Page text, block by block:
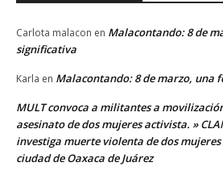
Carlota malacon en Malacontando: 8 de
significativa
Karla en Malacontando: 8 de marzo, una
MULT convoca a militantes a
asesinato de dos mujeres activista. »
investiga muerte violenta de dos
ciudad de Oaxaca de Juárez